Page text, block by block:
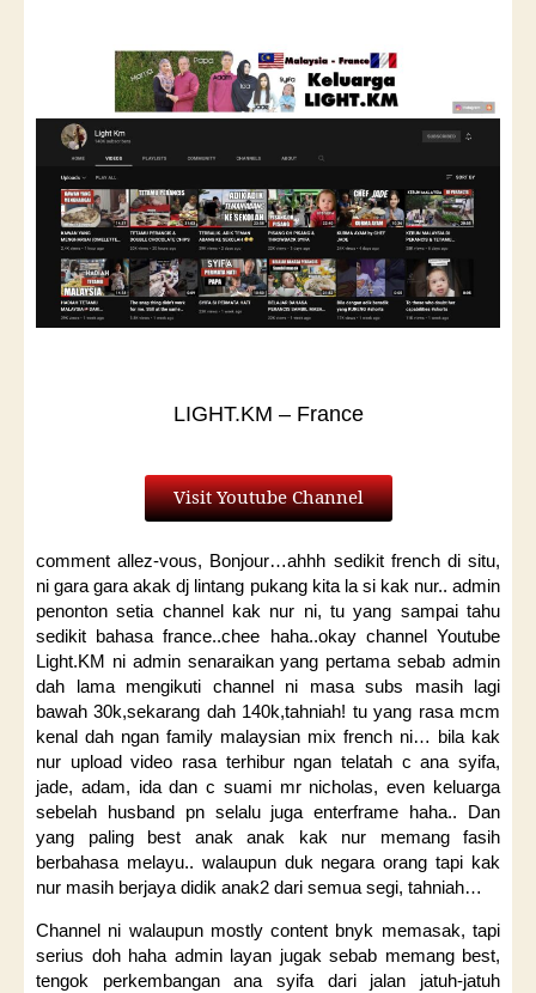
LIGHT.KM – France
Visit Youtube Channel
comment allez-vous, Bonjour…ahhh sedikit french di situ,
ni gara gara akak dj lintang pukang kita la si kak nur.. admin
penonton setia channel kak nur ni, tu yang sampai tahu
sedikit bahasa france..chee haha..okay channel Youtube
Light.KM ni admin senaraikan yang pertama sebab admin
dah lama mengikuti channel ni masa subs masih lagi
bawah 30k,sekarang dah 140k,tahniah! tu yang rasa mcm
kenal dah ngan family malaysian mix french ni… bila kak
nur upload video rasa terhibur ngan telatah c ana syifa,
jade, adam, ida dan c suami mr nicholas, even keluarga
sebelah husband pn selalu juga enterframe haha.. Dan
yang paling best anak anak kak nur memang fasih
berbahasa melayu.. walaupun duk negara orang tapi kak
nur masih berjaya didik anak2 dari semua segi, tahniah…
Channel ni walaupun mostly content bnyk memasak, tapi
serius doh haha admin layan jugak sebab memang best,
tengok perkembangan ana syifa dari jalan jatuh-jatuh